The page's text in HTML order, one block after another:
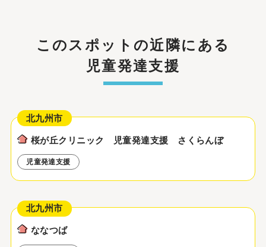
このスポットの近隣にある
児童発達支援
桜が丘クリニック 児童発達支援 さくらんぼ
北九州市
児童発達支援
ななつば
北九州市